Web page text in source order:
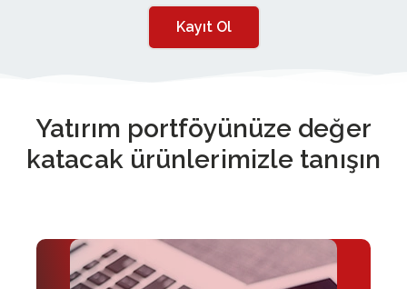
Kayıt Ol
Yatırım portföyünüze değer
katacak ürünlerimizle tanışın